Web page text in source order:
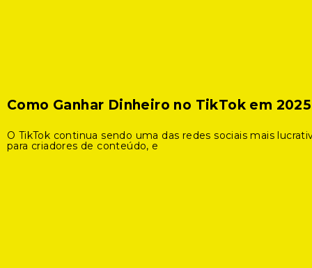
Como Ganhar Dinheiro no TikTok em 2025
O TikTok continua sendo uma das redes sociais mais
para criadores de conteúdo, e